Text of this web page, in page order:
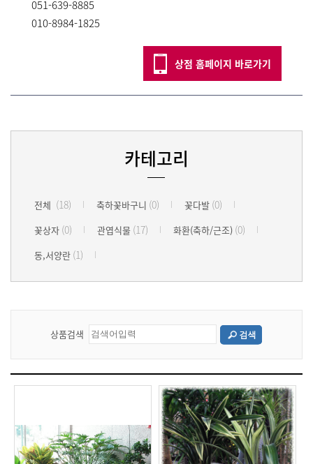
051-639-8885
010-8984-1825
상점 홈페이지 바로가기
카테고리
전체 (18) 축하꽃바구니 (0) 꽃다발 (0)
꽃상자 (0) 관엽식물 (17) 화환(축하/근조) (0)
동,서양란 (1)
상품검색